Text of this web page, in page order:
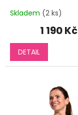
Skladem (2 ks)
1 190 Kč
DETAIL